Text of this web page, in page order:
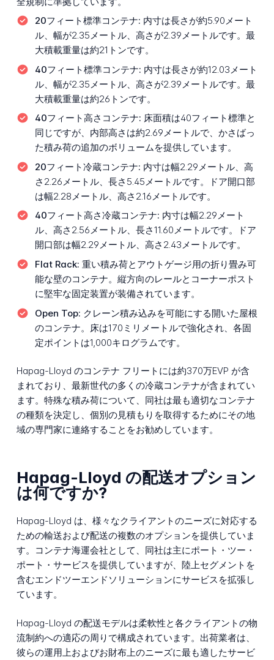
20フィート標準コンテナ: 内寸は長さが約5.90メート
ル、幅が2.35メートル、高さが2.39メートルです。最
大積載重量は約21トンです。
40フィート標準コンテナ: 内寸は長さが約12.03メート
ル、幅が2.35メートル、高さが2.39メートルです。最
大積載重量は約26トンです。
40フィート高さコンテナ: 床面積は40フィート標準と
同じですが、内部高さは約2.69メートルで、かさばっ
た積み荷の追加のボリュームを提供しています。
20フィート冷蔵コンテナ: 内寸は幅2.29メートル、高
さ2.26メートル、長さ5.45メートルです。ドア開口部
は幅2.28メートル、高さ2.16メートルです。
40フィート高さ冷蔵コンテナ: 内寸は幅2.29メート
ル、高さ2.56メートル、長さ11.60メートルです。ドア
開口部は幅2.29メートル、高さ2.43メートルです。
Flat Rack: 重い積み荷とアウトゲージ用の折り畳み可
能な壁のコンテナ。縦方向のレールとコーナーポスト
に堅牢な固定装置が装備されています。
Open Top: クレーン積み込みを可能にする開いた屋根
のコンテナ。床は170ミリメートルで強化され、各固
定ポイントは1,000キログラムです。
Hapag-Lloyd のコンテナ フリートには約370万EVP が含
まれており、最新世代の多くの冷蔵コンテナが含まれてい
ます。特殊な積み荷について、同社は最も適切なコンテナ
の種類を決定し、個別の見積もりを取得するためにその地
域の専門家に連絡することをお勧めしています。
Hapag-Lloyd の配送オプション
は何ですか?
Hapag-Lloyd は、様々なクライアントのニーズに対応する
ための輸送および配送の複数のオプションを提供していま
す。コンテナ海運会社として、同社は主にポート・ツー・
ポート・サービスを提供していますが、陸上セグメントを
含むエンドツーエンドソリューションにサービスを拡張し
ています。
Hapag-Lloyd の配送モデルは柔軟性と各クライアントの物
流制約への適応の周りで構成されています。出荷業者は、
彼らの運用上およびお財布上のニーズに最も適したサービ